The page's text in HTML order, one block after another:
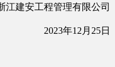
江建安工程管理有限公司
2023年12 月 25日